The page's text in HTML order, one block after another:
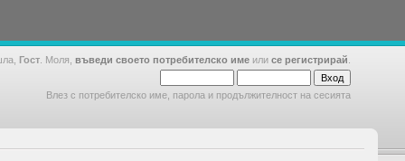
Гост . Моля, въведи своето потребителско име или се регистрирай
Влез с потребителско име, парола и продължителност на сесията